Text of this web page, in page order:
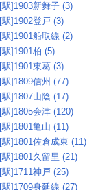
[駅]1903新舞子 (3)
[駅]1902登戸 (3)
[駅]1901船取線 (2)
[駅]1901柏 (5)
[駅]1901東葛 (3)
[駅]1809信州 (77)
[駅]1807山陰 (17)
[駅]1805会津 (120)
[駅]1801亀山 (11)
[駅]1801佐倉成東 (11)
[駅]1801久留里 (21)
[駅]1711神戸 (25)
[駅]1709身延線 (27)